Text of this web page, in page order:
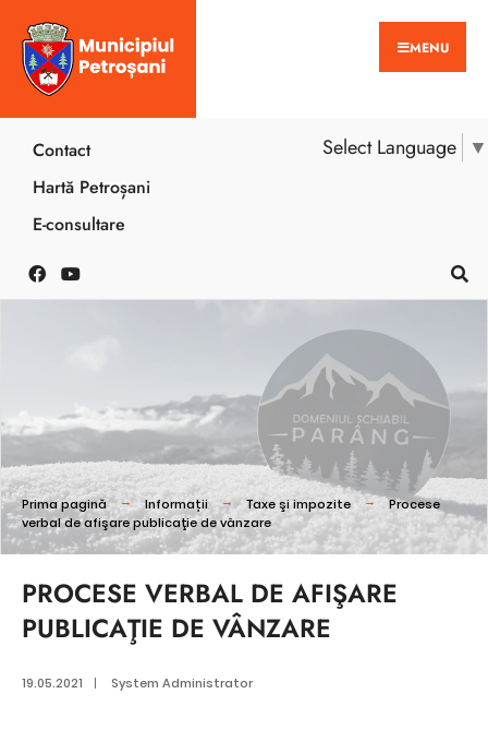
MENU
Select Language ▼
Contact
Hartă Petroșani
E-consultare
Prima pagină Informații Taxe şi impozite
Procese
verbal de afişare publicaţie de vânzare
PROCESE VERBAL DE AFIŞARE
PUBLICAŢIE DE VÂNZARE
19.05.2021 | System Administrator